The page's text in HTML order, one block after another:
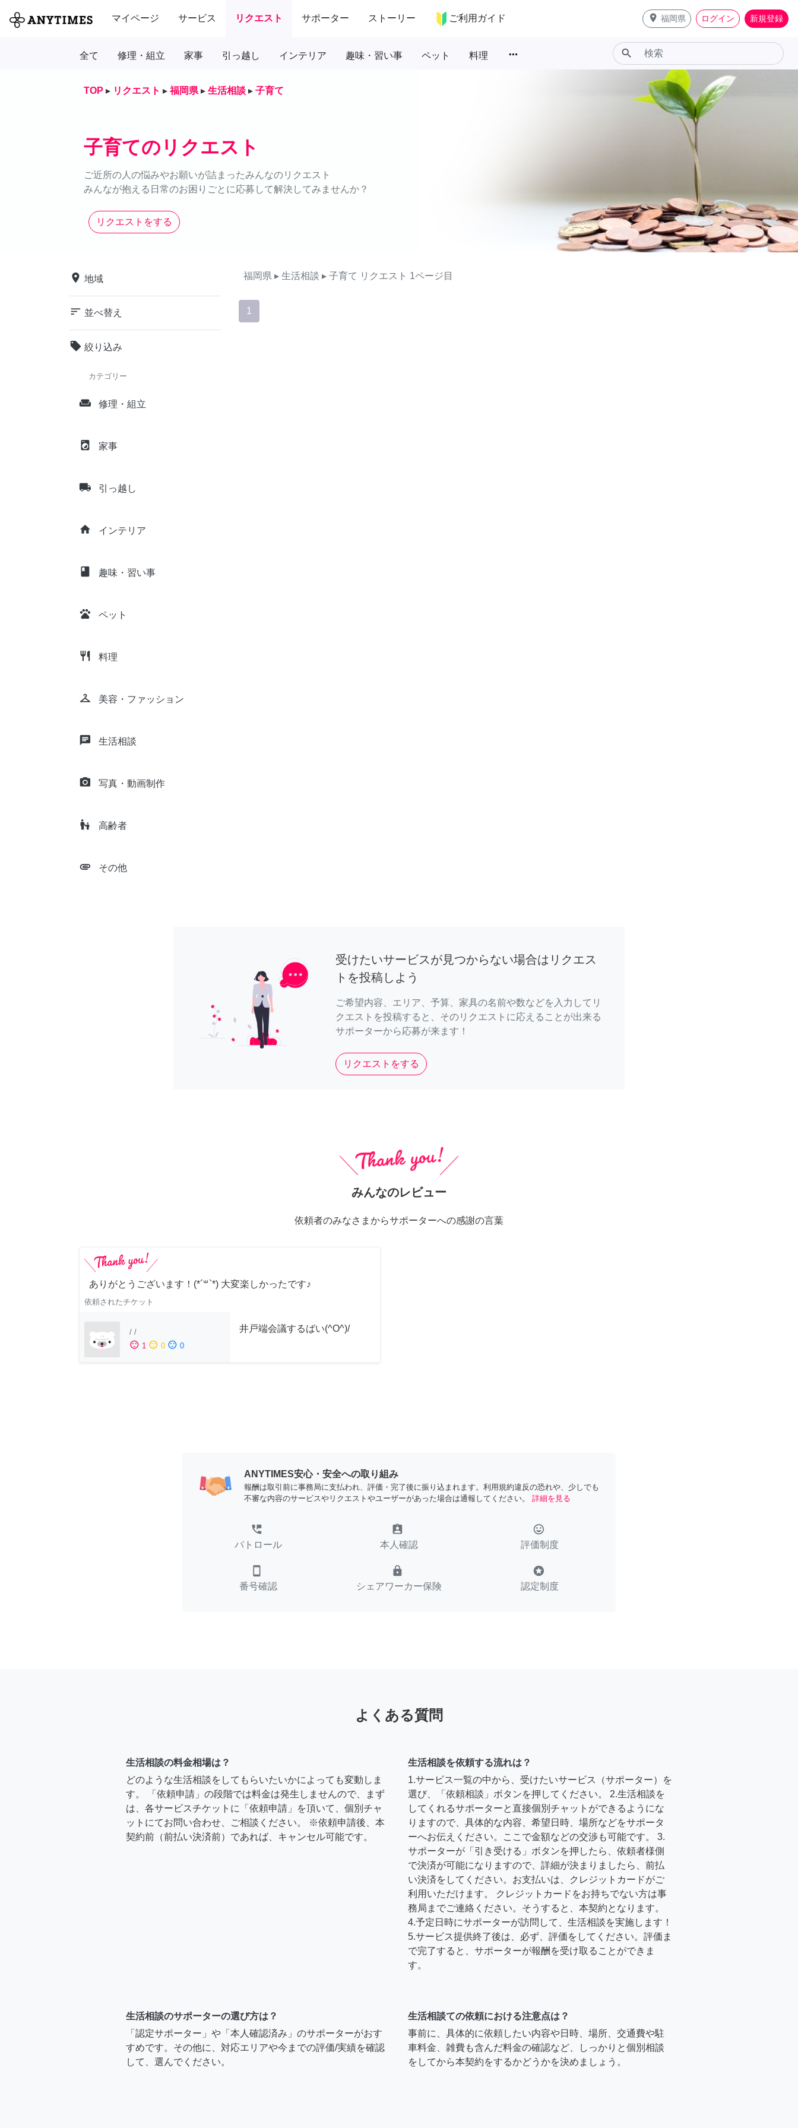
マイページ サービス リクエスト サポーター ストーリー ご利用ガイド place 福岡県 ログイン 新規登録
全て 修理・組立 家事 引っ越し インテリア 趣味・習い事 ペット 料理 more_horiz search
TOP ▸ リクエスト ▸ 福岡県 ▸ 生活相談 ▸ 子育て
子育てのリクエスト
ご近所の人の悩みやお願いが詰まったみんなのリクエスト
みんなが抱える日常のお困りごとに応募して解決してみませんか？
リクエストをする
place 地域
sort 並べ替え
local_offer 絞り込み
カテゴリー
weekend 修理・組立
local_laundry_service 家事
local_shipping 引っ越し
home インテリア
class 趣味・習い事
pets ペット
restaurant 料理
checkroom 美容・ファッション
chat 生活相談
camera_alt 写真・動画制作
escalator_warning 高齢者
attachment その他
福岡県 ▸ 生活相談 ▸ 子育て リクエスト 1ページ目
1
受けたいサービスが見つからない場合はリクエス
トを投稿しよう
ご希望内容、エリア、予算、家具の名前や数などを入力してリ
クエストを投稿すると、そのリクエストに応えることが出来る
サポーターから応募が来ます！
リクエストをする
みんなのレビュー
依頼者のみなさまからサポーターへの感謝の言葉
ありがとうございます！(*´꒳`*) 大変楽しかったです♪
依頼されたチケット
/ /
sentiment_satisfied 1 sentiment_neutral 0 sentiment_dissatisfied 0
井戸端会議するばい(^O^)/
ANYTIMES安心・安全への取り組み
報酬は取引前に事務局に支払われ、評価・完了後に振り込まれます。利用規約違反の恐れや、少しでも
不審な内容のサービスやリクエストやユーザーがあった場合は通報してください。
詳細を見る
perm_phone_msg
パトロール
assignment_ind
本人確認
tag_faces
評価制度
smartphone
番号確認
lock
シェアワーカー保険
stars
認定制度
よくある質問
生活相談の料金相場は？
どのような生活相談をしてもらいたいかによっても変動しま
す。 「依頼申請」の段階では料金は発生しませんので、まず
は、各サービスチケットに「依頼申請」を頂いて、個別チャ
ットにてお問い合わせ、ご相談ください。 ※依頼申請後、本
契約前（前払い決済前）であれば、キャンセル可能です。
生活相談を依頼する流れは？
1.サービス一覧の中から、受けたいサービス（サポーター）を
選び、「依頼相談」ボタンを押してください。 2.生活相談を
してくれるサポーターと直接個別チャットができるようにな
りますので、具体的な内容、希望日時、場所などをサポータ
ーへお伝えください。ここで金額などの交渉も可能です。 3.
サポーターが「引き受ける」ボタンを押したら、依頼者様側
で決済が可能になりますので、詳細が決まりましたら、前払
い決済をしてください。お支払いは、クレジットカードがご
利用いただけます。 クレジットカードをお持ちでない方は事
務局までご連絡ください。そうすると、本契約となります。
4.予定日時にサポーターが訪問して、生活相談を実施します！
5.サービス提供終了後は、必ず、評価をしてください。評価ま
で完了すると、サポーターが報酬を受け取ることができま
す。
生活相談のサポーターの選び方は？
「認定サポーター」や「本人確認済み」のサポーターがおす
すめです。その他に、対応エリアや今までの評価/実績を確認
して、選んでください。
生活相談ての依頼における注意点は？
事前に、具体的に依頼したい内容や日時、場所、交通費や駐
車料金、雑費も含んだ料金の確認など、しっかりと個別相談
をしてから本契約をするかどうかを決めましょう。